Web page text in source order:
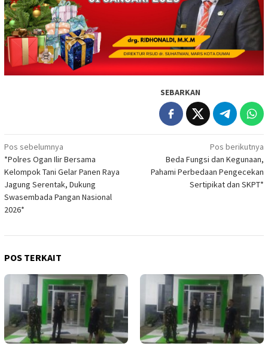
SEBARKAN
Navigasi
pos
Pos sebelumnya
*Polres Ogan Ilir Bersama
Kelompok Tani Gelar Panen Raya
Jagung Serentak, Dukung
Swasembada Pangan Nasional
2026*
Pos berikutnya
Beda Fungsi dan Kegunaan,
Pahami Perbedaan Pengecekan
Sertipikat dan SKPT*
POS TERKAIT